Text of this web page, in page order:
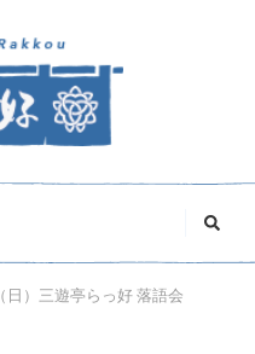
日）三遊亭らっ好 落語会